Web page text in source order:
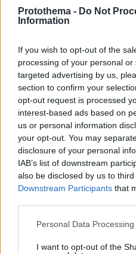
Protothema - Do Not
Information
If you wish to opt-out of the
processing of your personal
targeted advertising by us,
section to confirm your
opt-out request is processed
interest-based ads based on
us or personal information
your opt-out. You may
disclosure of your personal
IAB’s list of downstream
also be disclosed by us to
Downstream Participants that
Please note that this website/
not limited to your visit or
Personal Data
I want to opt-out of the